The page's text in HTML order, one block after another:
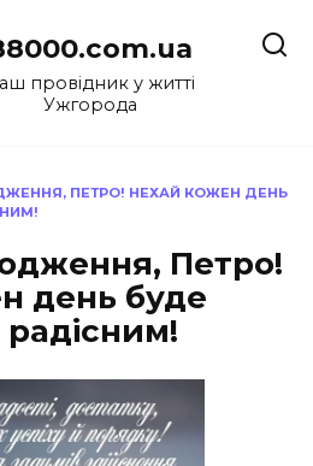
провідник у житті
Ужгорода
ПЕТРО! НЕХАЙ КОЖЕН ДЕНЬ
Петро!
день буде
радісним!